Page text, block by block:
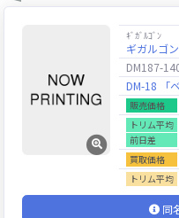
ｷﾞｶﾞﾙｺﾞﾝ
ギガルゴン
DM187-
DM-18 「
販売価格
トリム平均
前日差
買取価格
トリム平均
同